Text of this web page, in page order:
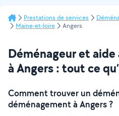
Prestations de services
Maine-et-loire
Angers
Déménageur et
à Angers : tout ce
Comment trouver un
déménagement à Angers ?